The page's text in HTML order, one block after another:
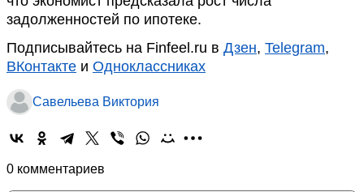
задолженностей по ипотеке.
Подписывайтесь на Finfeel.ru в Дзен, Telegram,
ВКонтакте и Одноклассниках
Савельева Виктория
0 комментариев